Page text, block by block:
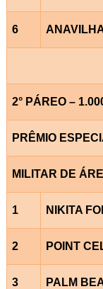
6
2° PÁREO –
PRÊMIO
MILITAR DE
1 NIKITA
2 POINT
3 PALM